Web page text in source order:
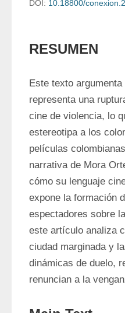
DOI: 10.18800/
RESUMEN
Este texto
representa una
cine de violencia, lo
estereotipa a los
películas
narrativa de Mora
cómo su lenguaje
expone la formación
espectadores sobre
este artículo analiza
ciudad marginada y
dinámicas de duelo,
renuncian a la